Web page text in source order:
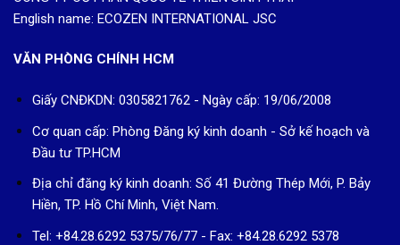
English name: ECOZEN INTERNATIONAL JSC
VĂN PHÒNG CHÍNH HCM
Giấy CNĐKDN: 0305821762 - Ngày cấp: 19/06/2008
Cơ quan cấp: Phòng Đăng ký kinh doanh - Sở kế hoạch và
Đầu tư TP.HCM
Địa chỉ đăng ký kinh doanh: Số 41 Đường Thép Mới, P. Bảy
Hiền, TP. Hồ Chí Minh, Việt Nam.
Tel: +84.28.6292 5375/76/77 - Fax: +84.28.6292 5378